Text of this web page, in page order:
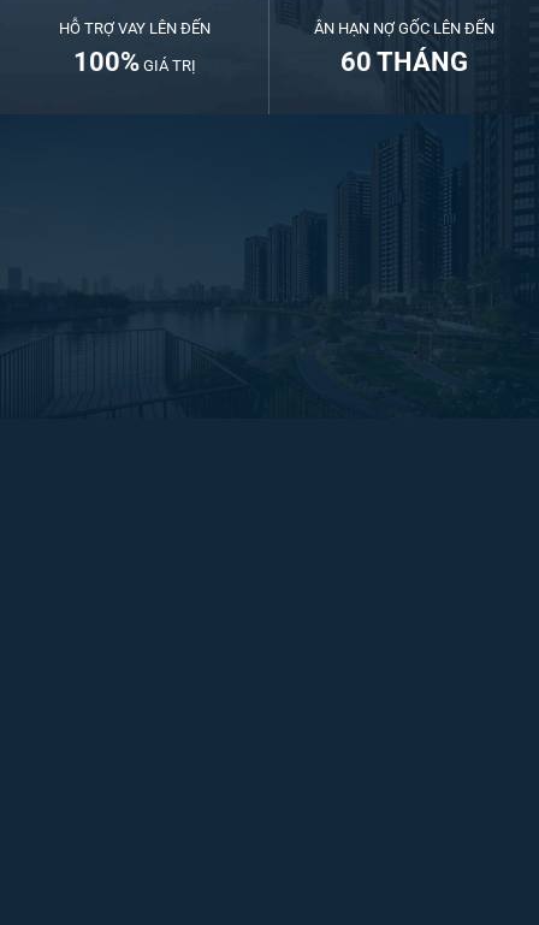
HỖ TRỢ VAY LÊN ĐẾN
100% GIÁ TRỊ
ÂN HẠN NỢ GỐC LÊN ĐẾN
60 THÁNG